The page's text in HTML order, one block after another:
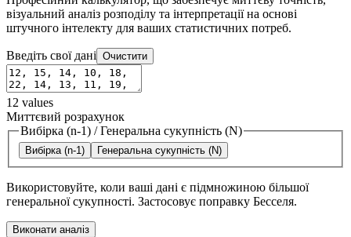
візуальний аналіз розподілу та інтерпретації на основі
штучного інтелекту для ваших статистичних потреб.
Введіть свої дані Очистити
12 values
Миттєвий розрахунок
Вибірка (n-1) /Генеральна сукупність (N)
Вибірка (n-1) Генеральна сукупність (N)
Використовуйте, коли ваші дані є підмножиною більшої
генеральної сукупності. Застосовує поправку Бесселя.
Виконати аналіз